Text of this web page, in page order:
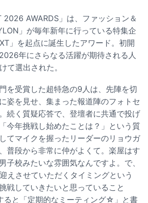
2026 AWARDS」は、ファッション＆
」が毎年新年に行っている特集企
」を起点に誕生したアワード。初開
年にさらなる活躍が期待される人
て選出された。
を受賞した超特急の9人は、先陣を切
姿を見せ、集まった報道陣のフォトセ
続く質疑応答で、登壇者に共通で投げ
今年挑戦し始めたことは？」という質
てマイクを握ったリーダーのリョウガ
普段から非常に仲がよくて。楽屋はす
子校みたいな雰囲気なんですよ。で、
えさせていただくタイミングという
戦していきたいと思っていること
と「定期的なミーティング☆」と書